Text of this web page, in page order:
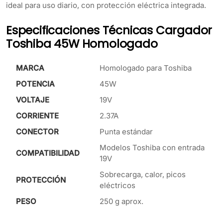
ideal para uso diario, con protección eléctrica integrada.
Especificaciones Técnicas Cargador
Toshiba 45W Homologado
MARCA
Homologado para Toshiba
POTENCIA
45W
VOLTAJE
19V
CORRIENTE
2.37A
CONECTOR
Punta estándar
COMPATIBILIDAD
Modelos Toshiba con entrada
19V
PROTECCIÓN
Sobrecarga, calor, picos
eléctricos
PESO
250 g aprox.